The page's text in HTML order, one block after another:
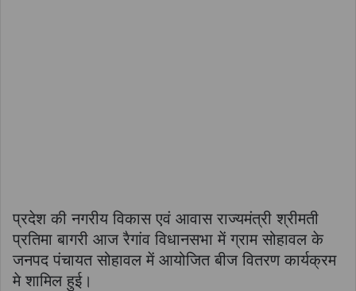
प्रदेश की नगरीय विकास एवं आवास राज्यमंत्री श्रीमती
प्रतिमा बागरी आज रैगांव विधानसभा में ग्राम सोहावल के
जनपद पंचायत सोहावल में आयोजित बीज वितरण कार्यक्रम
मे शामिल हुई।